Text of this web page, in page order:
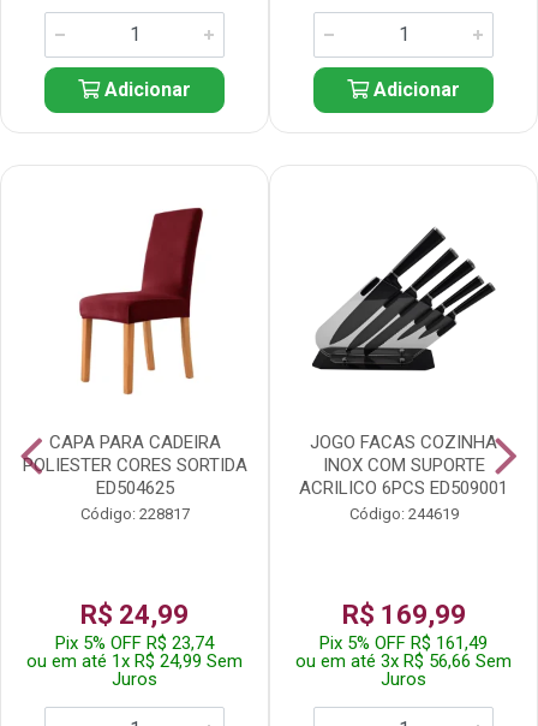
Adicionar Adicionar
CAPA PARA CADEIRA
POLIESTER CORES SORTIDA
ED504625
Código: 228817
R$ 24,99
Pix 5% OFF R$ 23,74
ou em até 1x R$ 24,99 Sem
Juros
JOGO FACAS COZINHA
INOX COM SUPORTE
ACRILICO 6PCS ED509001
Código: 244619
R$ 169,99
Pix 5% OFF R$ 161,49
ou em até 3x R$ 56,66 Sem
Juros